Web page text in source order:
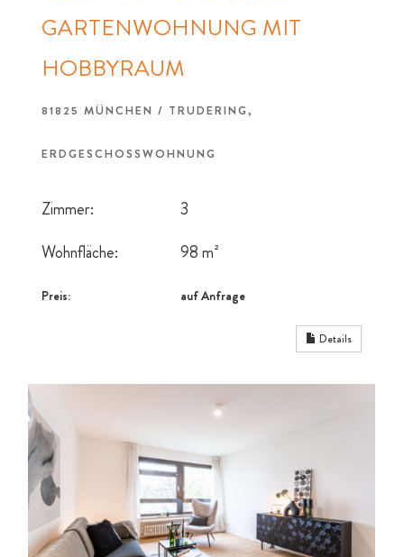
GARTENWOHNUNG MIT
HOBBYRAUM
81825 MÜNCHEN / TRUDERING,
ERDGESCHOSSWOHNUNG
Zimmer:
3
Wohnfläche:
98 m²
Preis: auf Anfrage
Details